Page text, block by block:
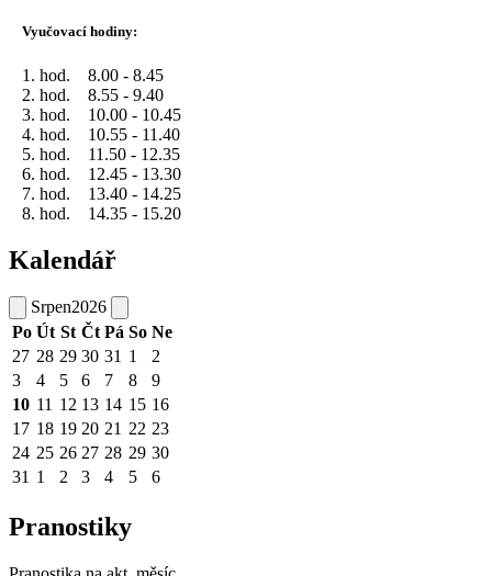
Vyučovací hodiny:
1. hod. 8.00 - 8.45
2. hod. 8.55 - 9.40
3. hod. 10.00 - 10.45
4. hod. 10.55 - 11.40
5. hod. 11.50 - 12.35
6. hod. 12.45 - 13.30
7. hod. 13.40 - 14.25
8. hod. 14.35 - 15.20
Kalendář
Srpen2026
Po Út St Čt Pá So Ne
27 28 29 30 31 1
2
3
4 5 6 7 8
9
10 11 12 13 14 15 16
17 18 19 20 21 22 23
24 25 26 27 28 29 30
31 1 2 3 4 5 6
Pranostiky